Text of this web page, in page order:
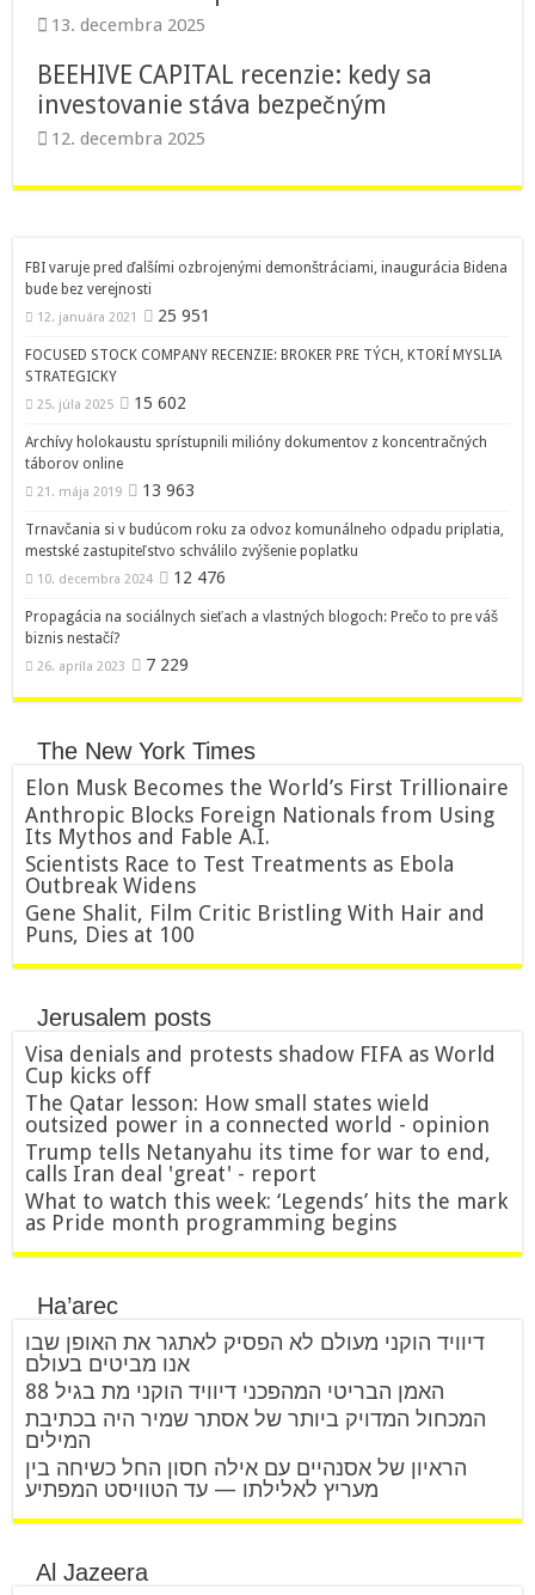
13. decembra 2025
BEEHIVE CAPITAL recenzie: kedy sa
investovanie stáva bezpečným
12. decembra 2025
FBI varuje pred ďalšími ozbrojenými demonštráciami, inaugurácia Bidena
bude bez verejnosti
12. januára 2021 25 951
FOCUSED STOCK COMPANY RECENZIE: BROKER PRE TÝCH, KTORÍ MYSLIA
STRATEGICKY
25. júla 2025 15 602
Archívy holokaustu sprístupnili milióny dokumentov z koncentračných
táborov online
21. mája 2019 13 963
Trnavčania si v budúcom roku za odvoz komunálneho odpadu priplatia,
mestské zastupiteľstvo schválilo zvýšenie poplatku
10. decembra 2024 12 476
Propagácia na sociálnych sieťach a vlastných blogoch: Prečo to pre váš
biznis nestačí?
26. apríla 2023 7 229
The New York Times
Elon Musk Becomes the World’s First Trillionaire
Anthropic Blocks Foreign Nationals from Using
Its Mythos and Fable A.I.
Scientists Race to Test Treatments as Ebola
Outbreak Widens
Gene Shalit, Film Critic Bristling With Hair and
Puns, Dies at 100
Jerusalem posts
Visa denials and protests shadow FIFA as World
Cup kicks off
The Qatar lesson: How small states wield
outsized power in a connected world - opinion
Trump tells Netanyahu its time for war to end,
calls Iran deal 'great' - report
What to watch this week: ‘Legends’ hits the mark
as Pride month programming begins
Ha’arec
דיוויד הוקני מעולם לא הפסיק לאתגר את האופן שבו
אנו מביטים בעולם
האמן הבריטי המהפכני דיוויד הוקני מת בגיל 88
המכחול המדויק ביותר של אסתר שמיר היה בכתיבת
המילים
הראיון של אסנהיים עם אילה חסון החל כשיחה בין
מעריץ לאלילתו — עד הטוויסט המפתיע
Al Jazeera